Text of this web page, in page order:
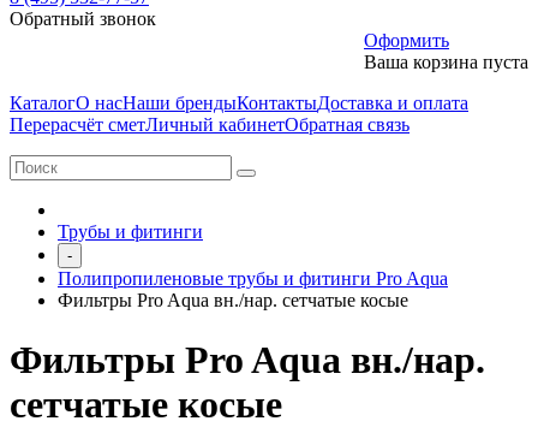
Обратный звонок
Оформить
Ваша корзина пуста
КаталогО насНаши брендыКонтактыДоставка и оплата
Перерасчёт сметЛичный кабинетОбратная связь
Трубы и фитинги
-
Полипропиленовые трубы и фитинги Pro Aqua
Фильтры Pro Aqua вн./нар. сетчатые косые
Фильтры Pro Aqua вн./нар.
сетчатые косые